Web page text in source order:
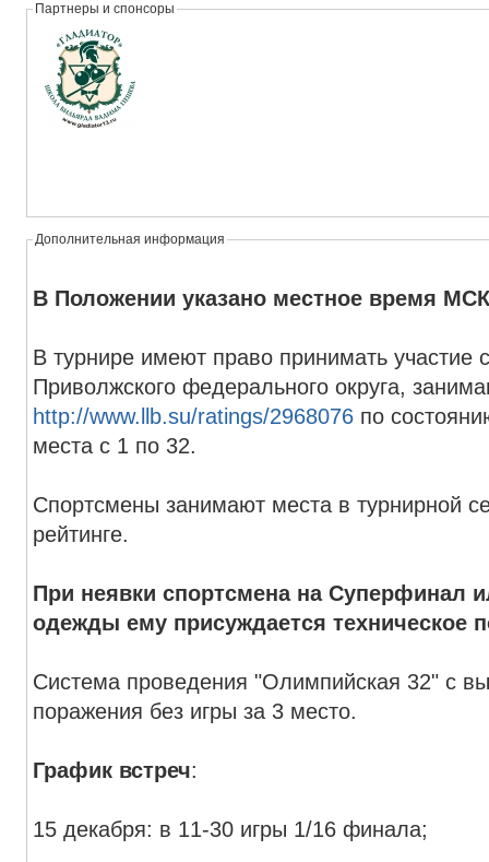
Партнеры и спонсоры
Дополнительная информация
В Положении указано местное время
В турнире имеют право принимать участие
Приволжского федерального округа,
http://www.llb.su/ratings/2968076 по
места с 1 по 32.
Спортсмены занимают места в турнирной
рейтинге.
При неявки спортсмена на
одежды ему присуждается техническое
Система проведения "Олимпийская 32" с
поражения без игры за 3 место.
График встреч:
15 декабря: в 11-30 игры 1/16 финала;